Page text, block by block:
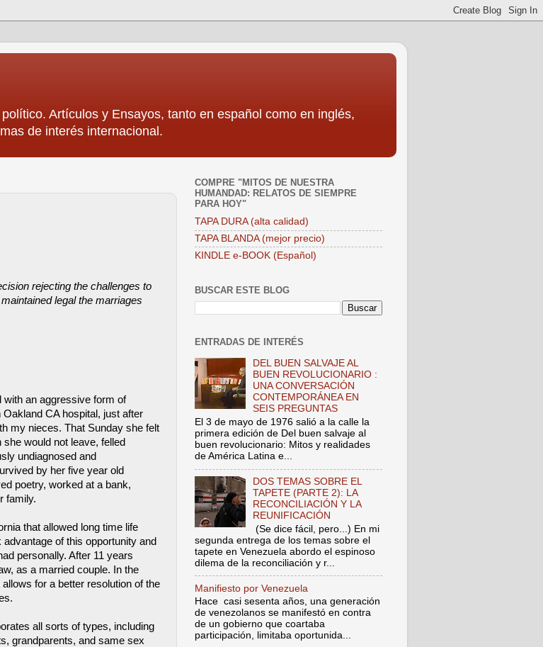
Artículos y Ensayos, tanto en español como en inglés,
de interés internacional.
rejecting the challenges to
legal the marriages
with an aggressive form of
CA hospital, just after
my nieces. That Sunday she felt
would not leave, felled
undiagnosed and
by her five year old
poetry, worked at a bank,
family.
that allowed long time life
of this opportunity and
personally. After 11 years
as a married couple. In the
for a better resolution of the
all sorts of types, including
grandparents, and same sex
COMPRE "MITOS DE NUESTRA
HUMANDAD: RELATOS DE SIEMPRE
PARA HOY"
TAPA DURA (alta calidad)
TAPA BLANDA (mejor precio)
KINDLE e-BOOK (Español)
BUSCAR ESTE BLOG
ENTRADAS DE INTERÉS
DEL BUEN SALVAJE AL
BUEN REVOLUCIONARIO :
UNA CONVERSACIÓN
CONTEMPORÁNEA EN
SEIS PREGUNTAS
El 3 de mayo de 1976 salió a la calle la
primera edición de Del buen salvaje al
buen revolucionario: Mitos y realidades
de América Latina e...
DOS TEMAS SOBRE EL
TAPETE (PARTE 2): LA
RECONCILIACIÓN Y LA
REUNIFICACIÓN
(Se dice fácil, pero...) En mi
segunda entrega de los temas sobre el
tapete en Venezuela abordo el espinoso
dilema de la reconciliación y r...
Manifiesto por Venezuela
Hace casi sesenta años, una generación
de venezolanos se manifestó en contra
de un gobierno que coartaba
participación, limitaba oportunida...